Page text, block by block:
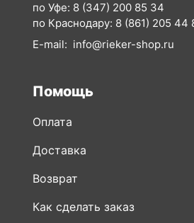
по Уфе: 8 (347) 200 85 34
по Краснодару: 8 (861) 205 44
E-mail: info@rieker-shop.ru
Помощь
Оплата
Доставка
Возврат
Как сделать заказ